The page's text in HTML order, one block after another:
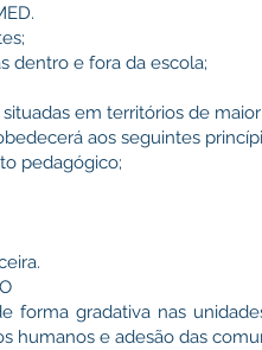
dentro e fora da escola;
em territórios de
aos seguintes
pedagógico;
forma gradativa nas
humanos e adesão das